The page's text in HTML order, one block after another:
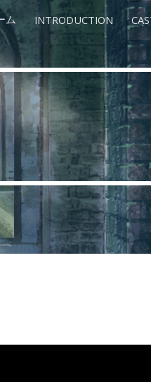
Skip to navigation
ム INTRODUCTION